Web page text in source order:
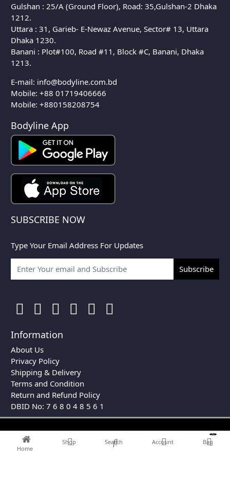
Gulshan : 25/A (Ground Floor), Road: 35,Gulshan-2 Dhaka
1212.
Uttara : 31, Garieb- E-Newaz Avenue, Sector# 13, Uttara
Dhaka 1230.
Banani : Plot#100, Road #11, Block #C, Banani, Dhaka
1213.
E-mail: info@bodyline.com.bd
Mobile:+88 01719406666
Mobile: +880158208754
Bodyline App
SUBSCRIBE NOW
Type Your Email Address For Updates
Subscribe
Information
About Us
Privacy Policy
Shipping & Delivery
Terms and Condition
Return and Refund Policy
DBID No: 7 6 8 0 4 8 5 6 1
Home
Shop Search Account
0
Bag